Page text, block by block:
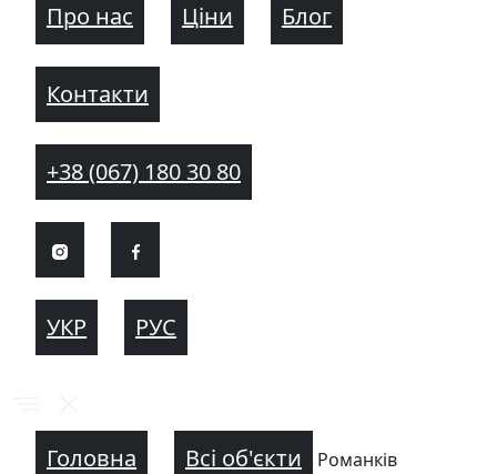
Про нас Ціни Блог
Контакти
+38 (067) 180 30 80
УКР РУС
Головна Всі об'єкти Романків